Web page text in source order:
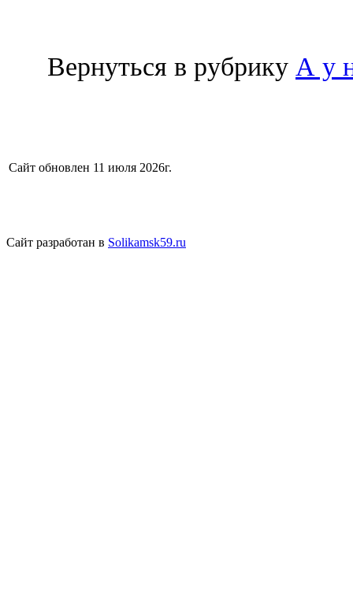
Вернуться в рубрику А у
Сайт обновлен 11 июля 2026г.
Сайт разработан в Solikamsk59.ru